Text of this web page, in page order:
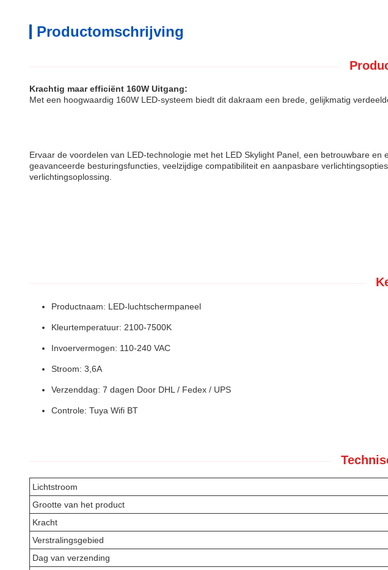
Productomschrijving
Krachtig maar efficiënt 160W Uitgang:
Met een hoogwaardig 160W LED-systeem biedt dit dakraam een brede, gelijkmatig
Ervaar de voordelen van LED-technologie met het LED Skylight Panel, een betrouwbare
geavanceerde besturingsfuncties, veelzijdige compatibiliteit en aanpasbare
verlichtingsoplossing.
Productnaam: LED-luchtschermpaneel
Kleurtemperatuur: 2100-7500K
Invoervermogen: 110-240 VAC
Stroom: 3,6A
Verzenddag: 7 dagen Door DHL / Fedex / UPS
Controle: Tuya Wifi BT
Lichtstroom
Grootte van het product
Kracht
Verstralingsgebied
Dag van verzending